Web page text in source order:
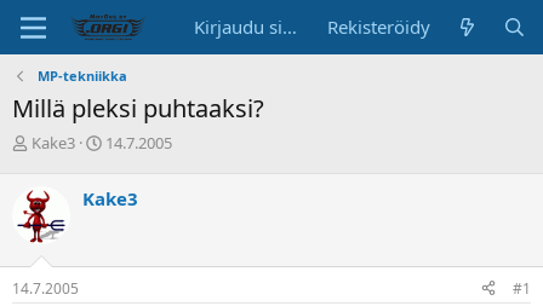
Kirjaudu sisään Rekisteröidy
MP-tekniikka
Millä pleksi puhtaaksi?
K
s
k
u
s
t
e
Kake3
A
i
s
14.7.2005
Kake3
14.7.2005 #1